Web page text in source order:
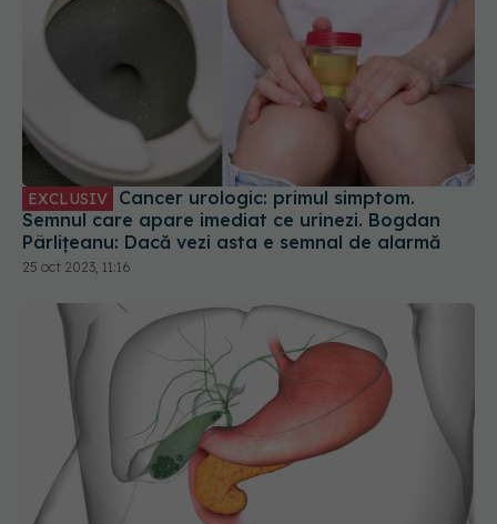
EXCLUSIV
Semnul care apare imediat ce urinezi. Bogdan
Pârlițeanu: Dacă vezi asta e semnal de alarmă
25 oct 2023, 11:16